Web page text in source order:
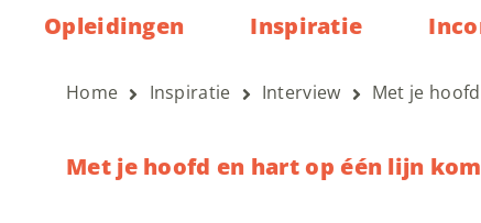
Opleidingen Inspiratie
Home Inspiratie Interview Met je
Met je hoofd en hart op één lijn